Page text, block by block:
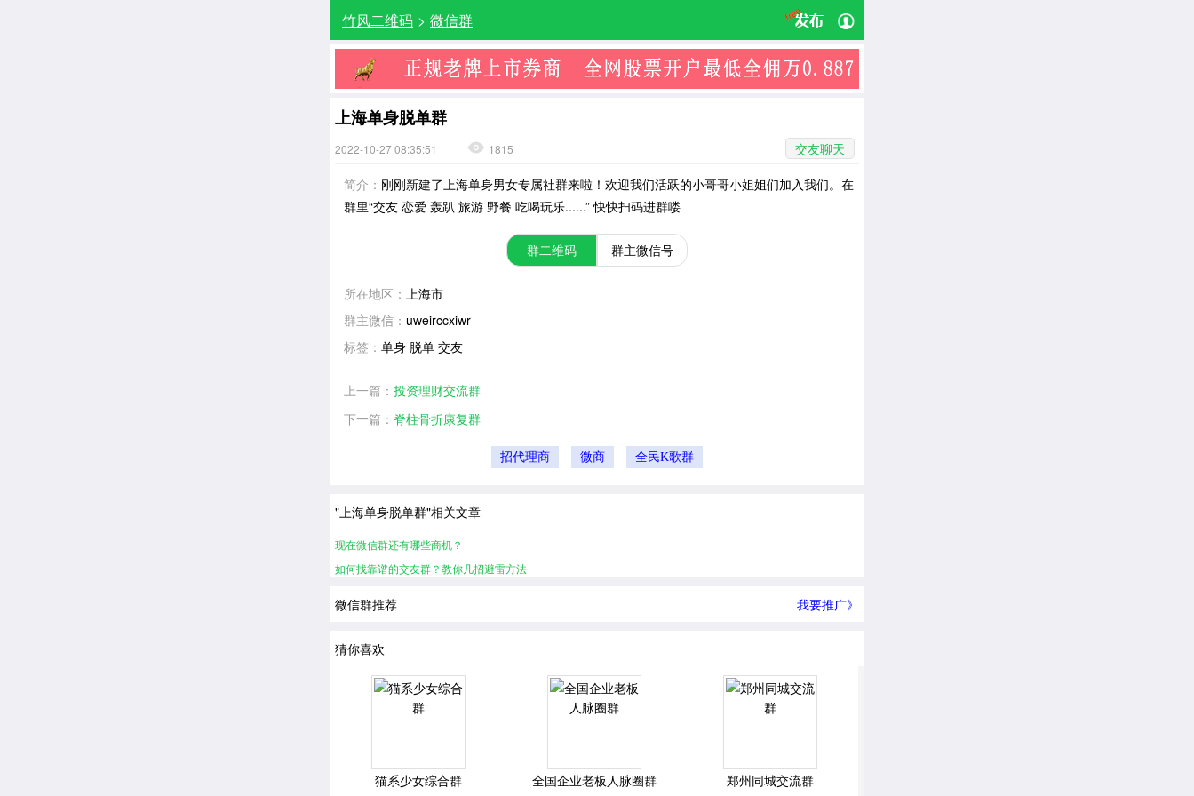
竹风二维码 > 微信群
上海单身脱单群
2022-10-27 08:35:51 1815
交友聊天
简介： 刚刚新建了上海单身男女专属社群来啦！欢迎我们活跃的小哥哥小姐姐们加入我们。在
群里“交友 恋爱 轰趴 旅游 野餐 吃喝玩乐......” 快快扫码进群喽
群二维码 群主微信号
所在地区： 上海市
群主微信： uweirccxiwr
标签： 单身 脱单 交友
上一篇： 投资理财交流群
下一篇： 脊柱骨折康复群
招代理商 微商 全民K歌群
"上海单身脱单群"相关文章
现在微信群还有哪些商机？
如何找靠谱的交友群？教你几招避雷方法
微信群推荐 我要推广》
猜你喜欢
猫系少女综合群 全国企业老板人脉圈群 郑州同城交流群